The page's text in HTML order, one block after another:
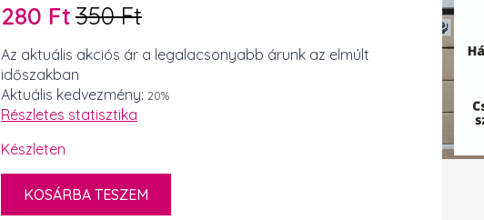
350Ft
Original
price
was:
350 Ft.
280 Ft
Current
price
is:
280 Ft.
Az aktuális akciós ár a legalacsonyabb árunk az elmúlt
időszakban
Aktuális kedvezmény: 20%
Részletes statisztika
Készleten
KOSÁRBA TESZEM